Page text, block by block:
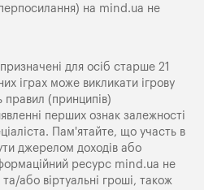
на mind.ua не
для осіб старше 21
іграх може викликати ігрову
правил (принципів)
перших ознак залежності
Пам'ятайте, що участь в
джерелом доходів або
ресурс mind.ua не
або віртуальні гроші, також